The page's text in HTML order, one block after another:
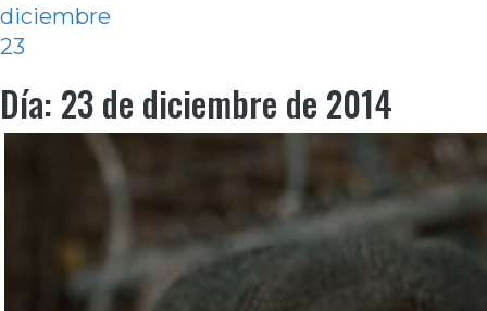
diciembre
23
Día: 23 de diciembre de 2014